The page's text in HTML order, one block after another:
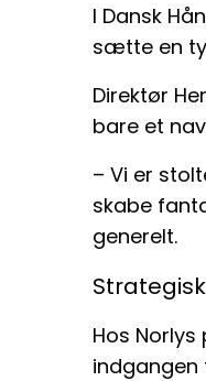
I Dansk
sætte en
Direktør
bare et
– Vi er
skabe
generelt.
Hos
indgangen